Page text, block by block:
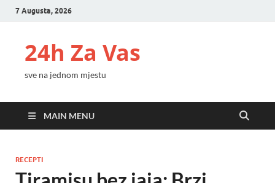
7 Augusta, 2026
24h Za Vas
sve na jednom mjestu
MAIN MENU
RECEPTI